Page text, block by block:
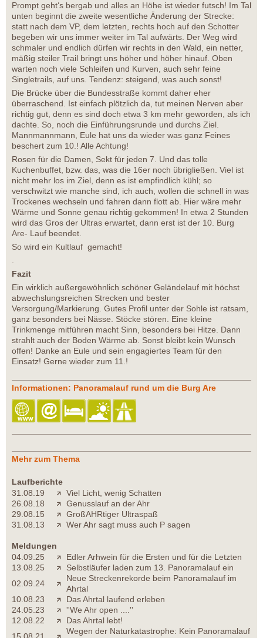
Prompt geht‘s bergab und alles an Höhe ist wieder futsch! Im Tal
unten beginnt die zweite wesentliche Änderung der Strecke:
statt nach dem VP, dem letzten, rechts hoch auf den Schotter
begeben wir uns immer weiter im Tal aufwärts. Der Weg wird
schmaler und endlich dürfen wir rechts in den Wald, ein netter,
mäßig steiler Trail bringt uns höher und höher hinauf. Oben
warten noch viele Schleifen und Kurven, auch sehr feine
Singletrails, auf uns. Tendenz: steigend, was auch sonst!
Die Brücke über die Bundesstraße kommt daher eher
überraschend. Ist einfach plötzlich da, tut meinen Nerven aber
richtig gut, denn es sind doch etwa 3 km mehr geworden, als ich
dachte. So, noch die Einführungsrunde und durchs Ziel.
Mannmannmann, Eule hat uns da wieder was ganz Feines
beschert zum 10.! Alle Achtung!
Rosen für die Damen, Sekt für jeden 7. Und das tolle
Kuchenbuffet, bzw. das, was die 16er noch übrigließen. Viel ist
nicht mehr los im Ziel, denn es ist empfindlich kühl; so
verschwitzt wie manche sind, ich auch, wollen die schnell in was
Trockenes wechseln und fahren dann flott ab. Hier wäre mehr
Wärme und Sonne genau richtig gekommen! In etwa 2 Stunden
wird das Gros der Ultras erwartet, dann erst ist der 10. Burg
Are- Lauf beendet.
So wird ein Kultlauf gemacht!
.
Fazit
Ein wirklich außergewöhnlich schöner Geländelauf mit höchst
abwechslungsreichen Strecken und bester
Versorgung/Markierung. Gutes Profil unter der Sohle ist ratsam,
ganz besonders bei Nässe. Stöcke stören. Eine kleine
Trinkmenge mitführen macht Sinn, besonders bei Hitze. Dann
strahlt auch der Boden Wärme ab. Sonst bleibt kein Wunsch
offen! Danke an Eule und sein engagiertes Team für den
Einsatz! Gerne wieder zum 11.!
Informationen: Panoramalauf rund um die Burg Are
Mehr zum Thema
Laufberichte
31.08.19
Viel Licht, wenig Schatten
26.08.18
Genusslauf an der Ahr
29.08.15
GroßAHRtiger Ultraspaß
31.08.13
Wer Ahr sagt muss auch P sagen
Meldungen
04.09.25
Edler Arhwein für die Ersten und für die Letzten
13.08.25
Selbstläufer laden zum 13. Panoramalauf ein
02.09.24
Neue Streckenrekorde beim Panoramalauf im
Ahrtal
10.08.23
Das Ahrtal laufend erleben
24.05.23
''We Ahr open ....''
12.08.22
Das Ahrtal lebt!
Wegen der Naturkatastrophe: Kein Panoramalauf